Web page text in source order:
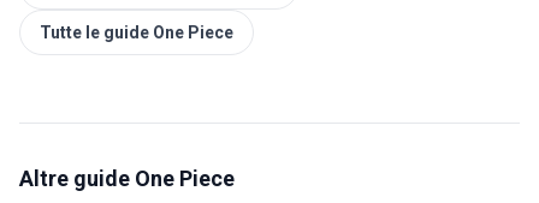
Tutte le guide One Piece
Altre guide One Piece